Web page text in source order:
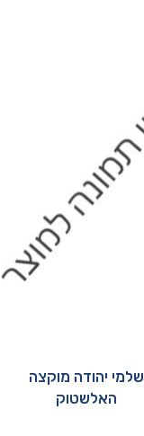
שלמי יהודה מוקצה
האלשטוק